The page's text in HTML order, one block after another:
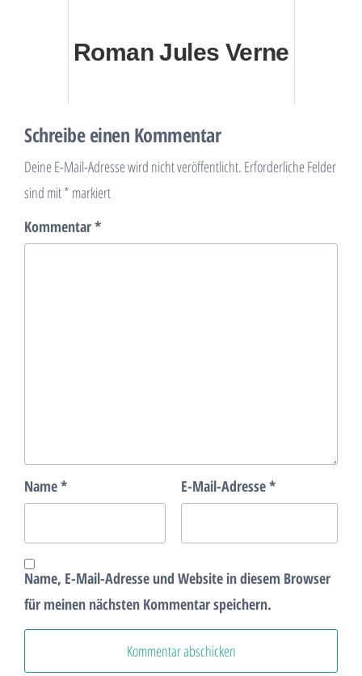
Roman Jules Verne
Schreibe einen Kommentar
Deine E-Mail-Adresse wird nicht veröffentlicht. Erforderliche Felder
sind mit* markiert
Kommentar*
Name* E-Mail-Adresse*
Name, E-Mail-Adresse und Website in diesem Browser
für meinen nächsten Kommentar speichern.